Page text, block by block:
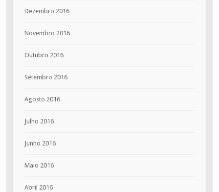
Dezembro 2016
Novembro 2016
Outubro 2016
Setembro 2016
Agosto 2016
Julho 2016
Junho 2016
Maio 2016
Abril 2016